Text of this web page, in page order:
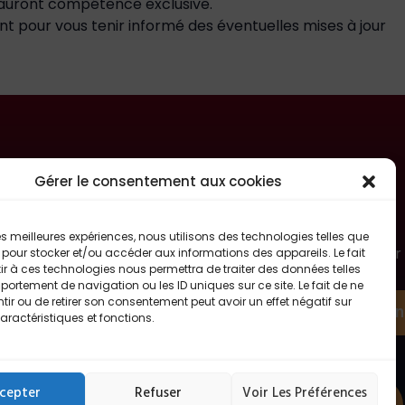
Gérer le consentement aux cookies
meilleures expériences, nous utilisons des technologies telles que
stocker et/ou accéder aux informations des appareils. Le fait
à ces technologies nous permettra de traiter des données telles
de navigation ou les ID uniques sur ce site. Le fait de ne
ou de retirer son consentement peut avoir un effet négatif sur
et fonctions.
Refuser Voir Les Préférences
pour vous tenir informé des éventuelles mises à jour
Rejoins notre newsletter
Abonnez-vous à notre newsletter pour
suivre toute l’actualité FitOsteo en
avant-première !
Prendre rendez vous sur